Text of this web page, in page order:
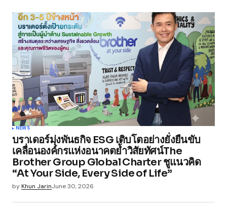
NEWS
บราเดอร์มุ่งพันธกิจ ESG เติบโตอย่างยั่งยืนขับ
เคลื่อนองค์กรแห่งอนาคตย้ำวิสัยทัศน์The
Brother Group Global Charter ชูแนวคิด
“At Your Side, Every Side of Life”
byKhun JarinJune 30, 2026